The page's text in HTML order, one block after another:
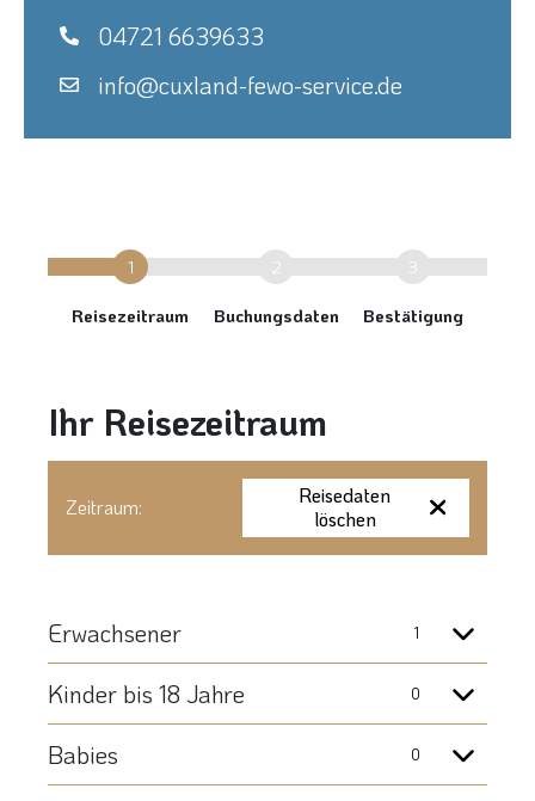
04721 6639633
info@cuxland-fewo-service.de